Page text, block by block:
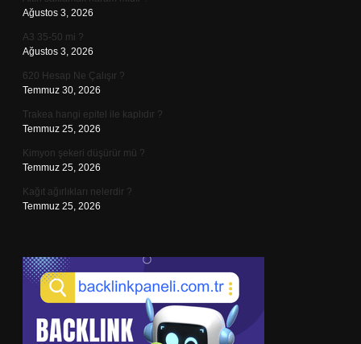
Ağustos 3, 2026
A3 35-50 mi ?
Ağustos 3, 2026
620 Hesap Ne Çalışır ?
Temmuz 30, 2026
Trakea hangi epitel ile kaplıdır ?
Temmuz 25, 2026
Kimyon şekeri düşürür mü ?
Temmuz 25, 2026
Kağıt ağırlıkları nelerdir ?
Temmuz 25, 2026